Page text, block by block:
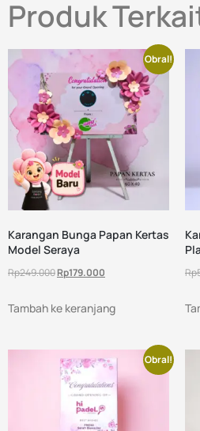
Produk
Obral!
Karangan Bunga Papan Kertas
Model Seraya
Rp249.000Rp179.000
Tambah ke keranjang
Rp
Obral!